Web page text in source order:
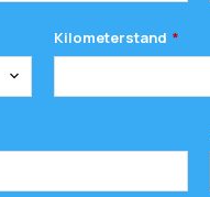
Kilometerstand *